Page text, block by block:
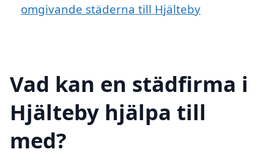
omgivande städerna till Hjälteby
Vad kan en städfirma i
Hjälteby hjälpa till
med?